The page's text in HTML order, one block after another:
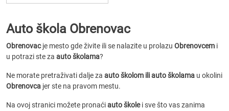
Auto škola Obrenovac
Obrenovacje mesto gde živite ili se nalazite u prolazu Obrenovcem i
u potrazi ste za auto školama?
Ne morate pretraživati dalje za auto školom ili auto školama u okolini
Obrenovca jer ste na pravom mestu.
Na ovoj stranici možete pronaćiauto školei sve što vas zanima